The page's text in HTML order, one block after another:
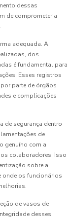
dessas
de comprometer a
adequada. A
dos
é fundamental para
Esses registros
parte de órgãos
e complicações
de segurança dentro
de
genuíno com a
colaboradores. Isso
sobre a
onde os funcionários
de vasos de
desses